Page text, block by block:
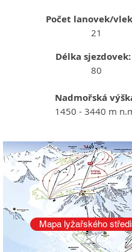
Počet lanovek/
21
Délka sjezdovek:
80
Nadmořská
1450 - 3440 m
Mapa lyžařského